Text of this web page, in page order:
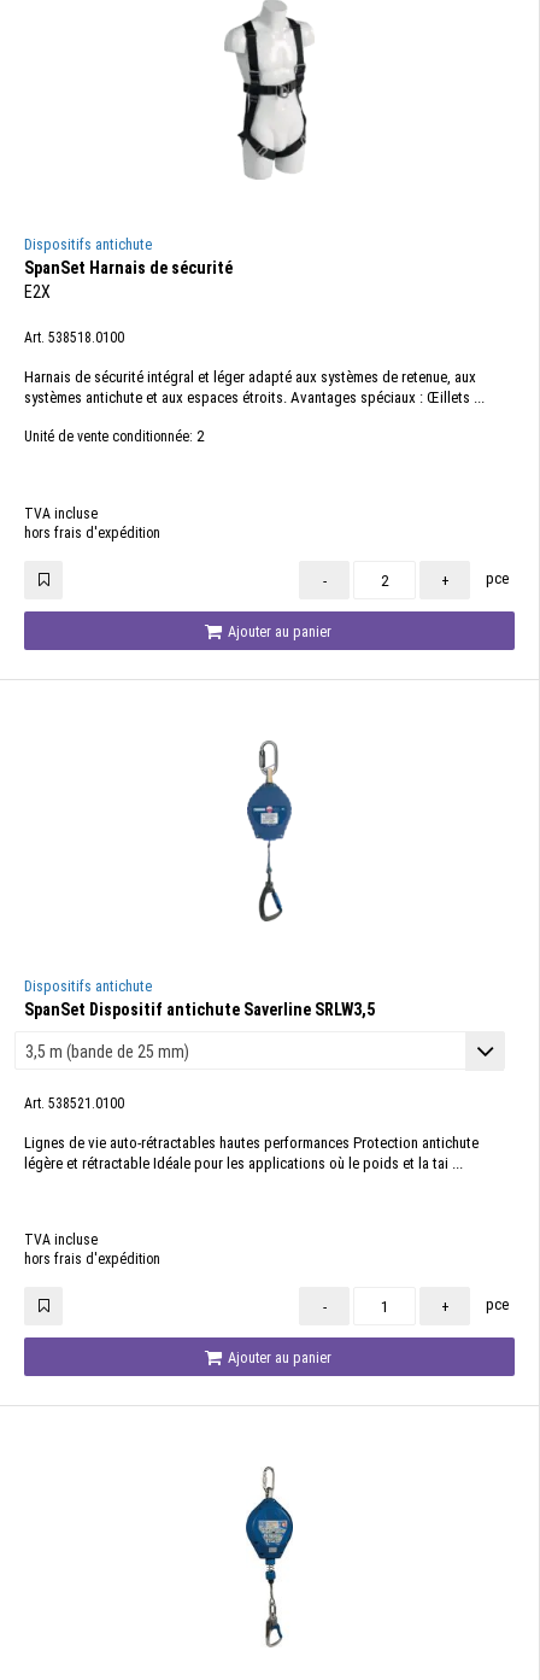
Dispositifs antichute
SpanSet Harnais de sécurité
E2X
Art. 538518.0100
Harnais de sécurité intégral et léger adapté aux systèmes de retenue, aux
systèmes antichute et aux espaces étroits. Avantages spéciaux : Œillets ...
Unité de vente conditionnée: 2
TVA incluse
hors frais d'expédition
- + pce
Ajouter au panier
Dispositifs antichute
SpanSet Dispositif antichute Saverline SRLW3,5
Art. 538521.0100
Lignes de vie auto-rétractables hautes performances Protection antichute
légère et rétractable Idéale pour les applications où le poids et la tai ...
TVA incluse
hors frais d'expédition
- + pce
Ajouter au panier